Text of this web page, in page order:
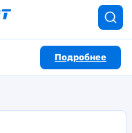
Подробнее